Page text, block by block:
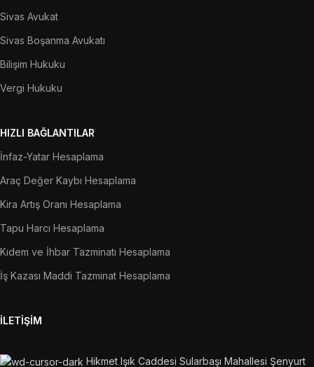
Sivas Avukat
Sivas Boşanma Avukatı
Bilişim Hukuku
Vergi Hukuku
HIZLI BAĞLANTILAR
İnfaz-Yatar Hesaplama
Araç Değer Kaybı Hesaplama
Kira Artış Oranı Hesaplama
Tapu Harcı Hesaplama
Kıdem ve İhbar Tazminatı Hesaplama
İş Kazası Maddi Tazminat Hesaplama
İLETIŞIM
Hikmet Işık Caddesi Sularbaşı Mahallesi Şenyurt